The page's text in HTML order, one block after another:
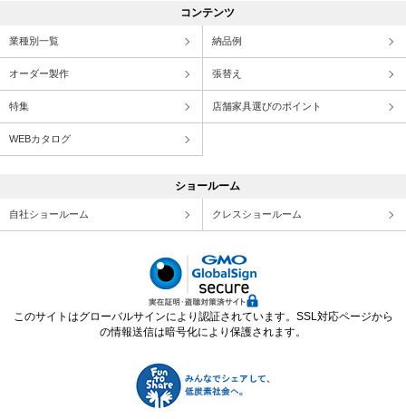
コンテンツ
業種別一覧 納品例
オーダー製作 張替え
特集 店舗家具選びのポイント
WEBカタログ
ショールーム
自社ショールーム クレスショールーム
このサイトはグローバルサインにより認証されています。SSL対応ページから
の情報送信は暗号化により保護されます。